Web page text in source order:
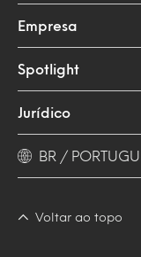
Empresa
Spotlight
Jurídico
BR /
Voltar ao topo